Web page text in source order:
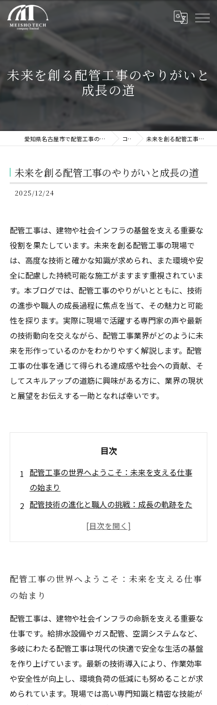
未来を創る配管工事のやりがいと
成長の道
愛知県名古屋市で配管工事の求人なら株式会社名翔テック コラム 未来を創る配管工事のやりがいと成長の道
未来を創る配管工事のやりがいと成長の道
2025/12/24
配管工事は、建物や社会インフラの基盤を支える重要な
役割を果たしています。未来を創る配管工事の現場で
は、高度な技術と確かな知識が求められ、また環境や安
全に配慮した持続可能な施工がますます重視されていま
す。本ブログでは、配管工事のやりがいとともに、技術
の進歩や職人の成長過程に焦点を当て、その魅力と可能
性を探ります。実際に現場で活躍する専門家の声や最新
の技術動向を交えながら、配管工事業界がどのように未
来を形作っているのかをわかりやすく解説します。配管
工事の仕事を通じて得られる達成感や社会への貢献、そ
してスキルアップの道筋に興味がある方に、業界の現状
と展望をお伝えする一助となれば幸いです。
目次
配管工事の世界へようこそ：未来を支える仕事
の始まり
配管技術の進化と職人の挑戦：成長の軌跡をた
術の活用事例
未来を創る配管工事の道：専門家の声と業界の
展望を探る
配管工事のやりがいとは？社会インフラを支え
る重要な役割
スキルアップで広がる可能性：配管工事の成長
ストーリー
配管工事の世界へようこそ：未来を支える仕事
の始まり
配管工事は、建物や社会インフラの命脈を支える重要な
仕事です。給排水設備やガス配管、空調システムなど、
多岐にわたる配管工事は現代の快適で安全な生活の基盤
を作り上げています。最新の技術導入により、作業効率
や安全性が向上し、環境負荷の低減にも努めることが求
められています。現場では高い専門知識と精密な技能が